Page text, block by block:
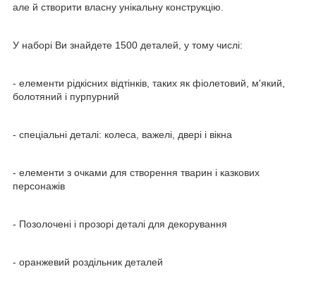
але й створити власну унікальну конструкцію.
У наборі Ви знайдете 1500 деталей, у тому числі:
- елементи рідкісних відтінків, таких як фіолетовий, м'який,
болотяний і пурпурний
- спеціальні деталі: колеса, важелі, двері і вікна
- елементи з очками для створення тварин і казкових
персонажів
- Позолочені і прозорі деталі для декорування
- оранжевий роздільник деталей